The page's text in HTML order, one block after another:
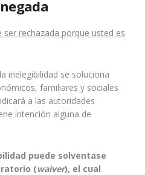
ser rechazada porque usted es
inelegibilidad se soluciona
familiares y sociales
a las autoridades
intención alguna de
puede solventase
(waiver), el cual